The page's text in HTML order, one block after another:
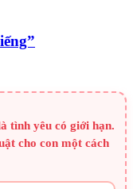
tình yêu có giới hạn.
cho con một cách